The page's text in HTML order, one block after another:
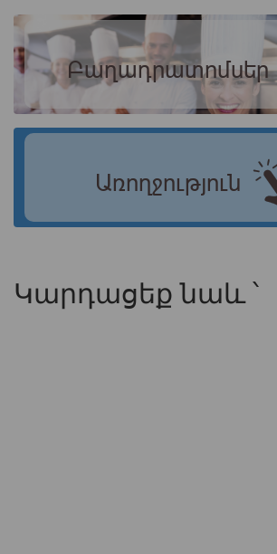
Բաղադրատոմսեր
Առողջություն
Կարդացեք նաև ՝